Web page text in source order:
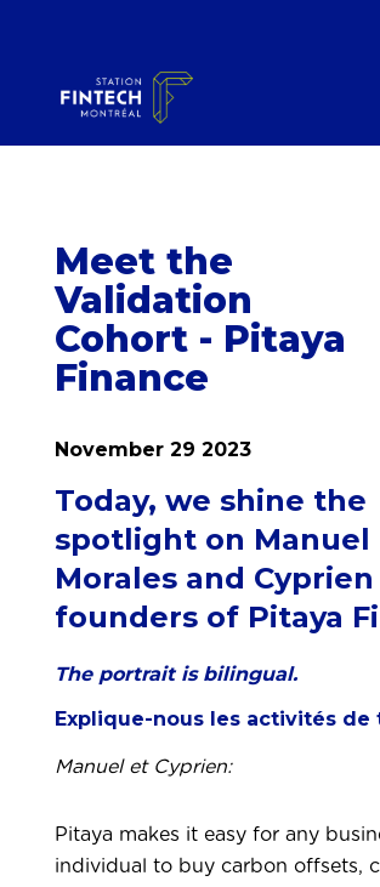
Meet the
Validation
Cohort - Pitaya
Finance
November 29 2023
Today, we shine the
spotlight on Manuel
Morales and Cyprien
founders of Pitaya
The portrait is bilingual.
Explique-nous les activités de
Manuel et Cyprien:
Pitaya makes it easy for any
individual to buy carbon offsets,